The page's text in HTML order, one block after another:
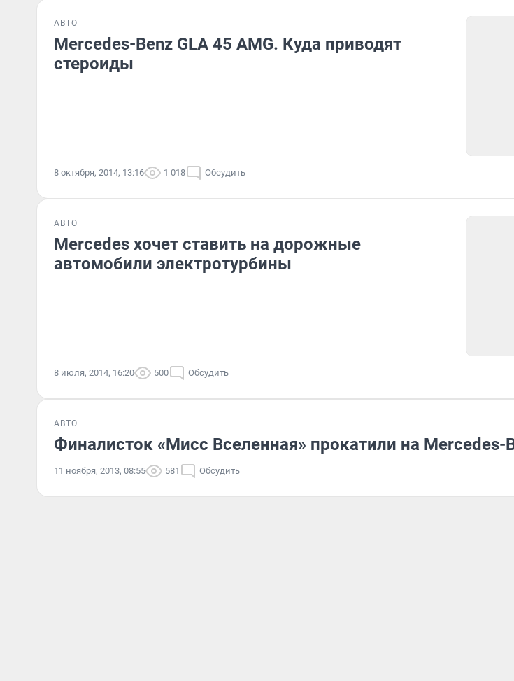
АВТО
Mercedes-Benz GLA 45 AMG. Куда приводят
стероиды
8 октября, 2014, 13:16 1 018 Обсудить
АВТО
Mercedes хочет ставить на дорожные
автомобили электротурбины
8 июля, 2014, 16:20 500 Обсудить
АВТО
Финалисток «Мисс Вселенная» прокатили на Mercedes-
11 ноября, 2013, 08:55 581 Обсудить